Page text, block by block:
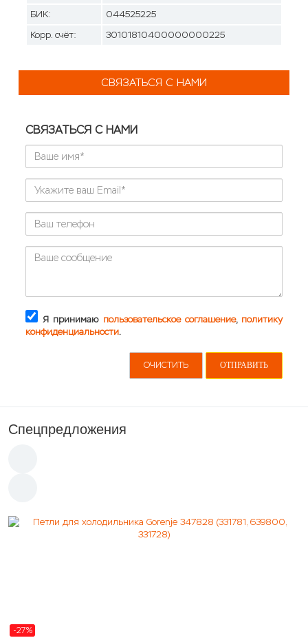
БИК:
044525225
Корр. счёт:
30101810400000000225
СВЯЗАТЬСЯ С НАМИ
СВЯЗАТЬСЯ С НАМИ
Я принимаю пользовательское соглашение, политику
конфиденциальности.
Спецпредложения
-27%